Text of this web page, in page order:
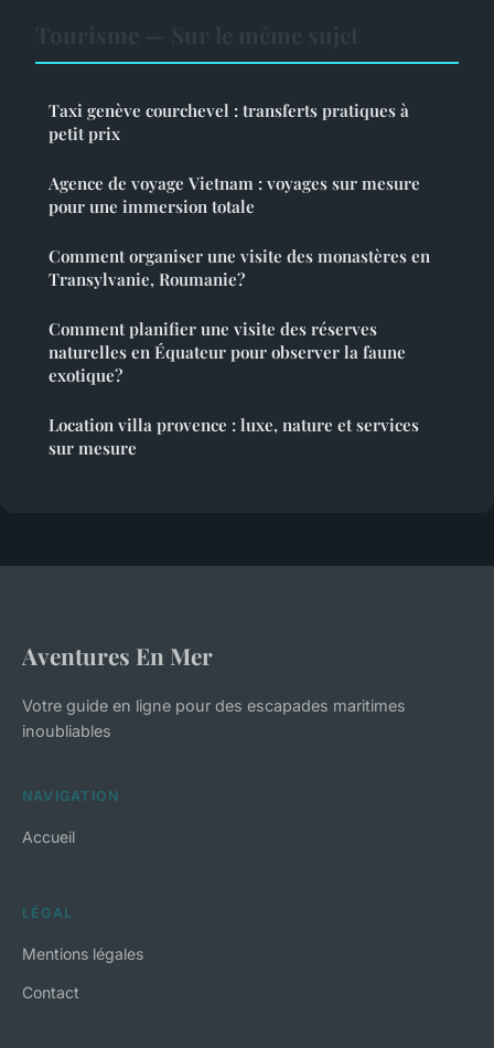
Taxi genève courchevel : transferts pratiques à
petit prix
Agence de voyage Vietnam : voyages sur mesure
pour une immersion totale
Comment organiser une visite des monastères en
Transylvanie, Roumanie?
Comment planifier une visite des réserves
naturelles en Équateur pour observer la faune
exotique?
Location villa provence : luxe, nature et services
sur mesure
Aventures En Mer
Votre guide en ligne pour des escapades maritimes
inoubliables
NAVIGATION
Accueil
LÉGAL
Mentions légales
Contact